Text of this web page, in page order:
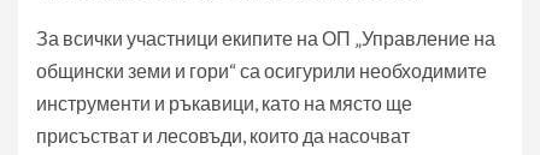
За всички участници екипите на ОП „Управление на
общински земи и гори“ са осигурили необходимите
инструменти и ръкавици, като на място ще
присъстват и лесовъди, които да насочват